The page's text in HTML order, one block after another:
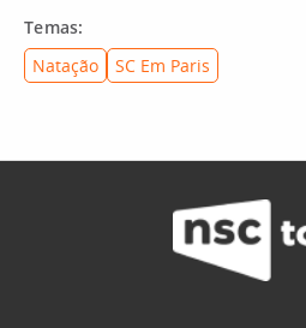
Temas:
Natação
SC Em Paris